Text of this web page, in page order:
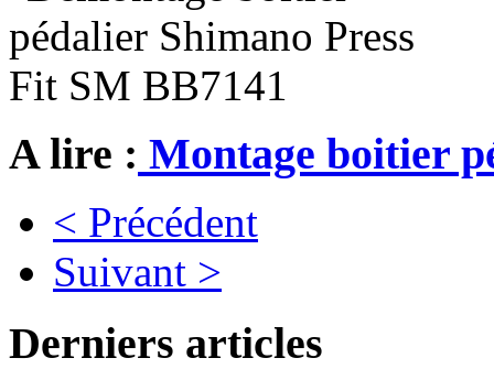
A lire : Montage boitier
< Précédent
Suivant >
Derniers articles